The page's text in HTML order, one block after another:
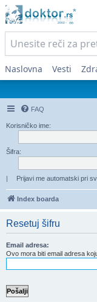
Naslovna Vesti
FAQ
Korisničko ime:
Šifra:
| Prijavi me automatski pri
Index boarda
Resetuj šifru
Email adresa:
Ovo mora biti email adresa